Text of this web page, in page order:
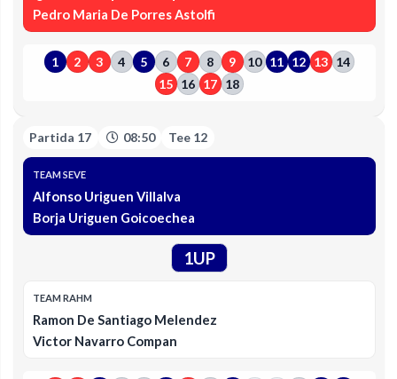
Pedro Maria De Porres Astolfi
1 2 3 4 5 6 7 8 9 10 11 12 13 14
15 16 17 18
Partida 17 08:50 Tee 12
TEAM SEVE
Alfonso Uriguen Villalva
Borja Uriguen Goicoechea
1UP
TEAM RAHM
Ramon De Santiago Melendez
Victor Navarro Compan